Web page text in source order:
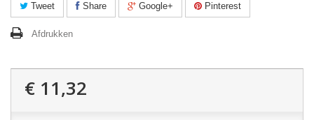
Tweet Share Google+ Pinterest
Afdrukken
€ 11,32